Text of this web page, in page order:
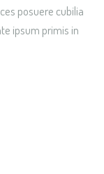
posuere cubilia
ipsum primis in